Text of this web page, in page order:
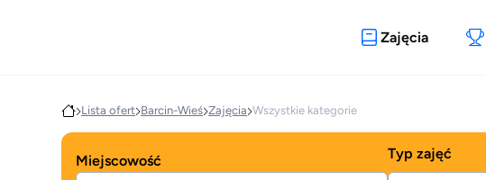
Zajęcia
Lista ofert Barcin-Wieś Zajęcia Wszystkie kategorie
Miejscowość Typ zajęć